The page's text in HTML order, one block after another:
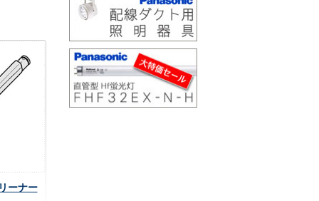
ーナー